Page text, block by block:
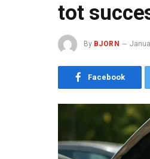
tot
By BJORN
Facebook